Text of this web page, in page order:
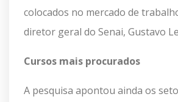
colocados no mercado de
diretor geral do Senai, Gustavo
Cursos mais procurados
A pesquisa apontou ainda os